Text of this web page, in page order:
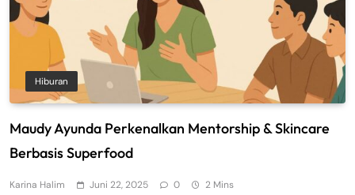
Hiburan
Maudy Ayunda Perkenalkan Mentorship & Skincare
Berbasis Superfood
Karina Halim Juni 22, 2025 0 2 Mins